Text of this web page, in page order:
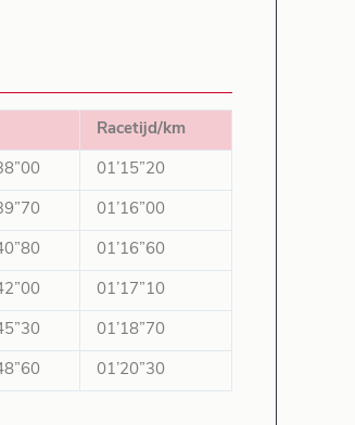
Racetijd/km
01’15”20
01’16”00
01’16”60
01’17”10
01’18”70
01’20”30